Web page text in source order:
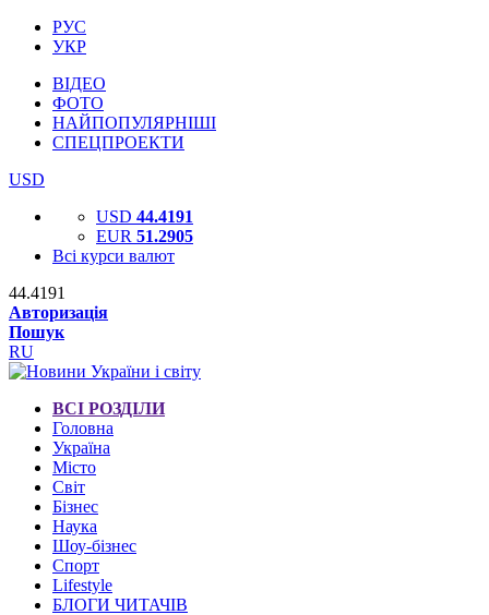
РУС
УКР
ВІДЕО
ФОТО
НАЙПОПУЛЯРНІШІ
СПЕЦПРОЕКТИ
USD
USD 44.4191
EUR 51.2905
Всі курси валют
44.4191
Авторизація
Пошук
RU
ВСІ РОЗДІЛИ
Головна
Україна
Місто
Світ
Бізнес
Наука
Шоу-бізнес
Спорт
Lifestyle
БЛОГИ ЧИТАЧІВ